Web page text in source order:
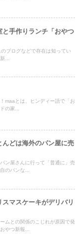
手作りランチ「おやつ
ブログなどで存在は知ってい
...
maaとは、ヒンディー語で「お
の家...
んどは海外のパン屋に売
ン屋さんに行って「普通に」売
のパンな...
マスケーキがデリバリ
ムとの関係のこじれが原因で発
やつ新報...